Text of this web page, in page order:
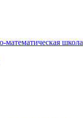
математическая школа